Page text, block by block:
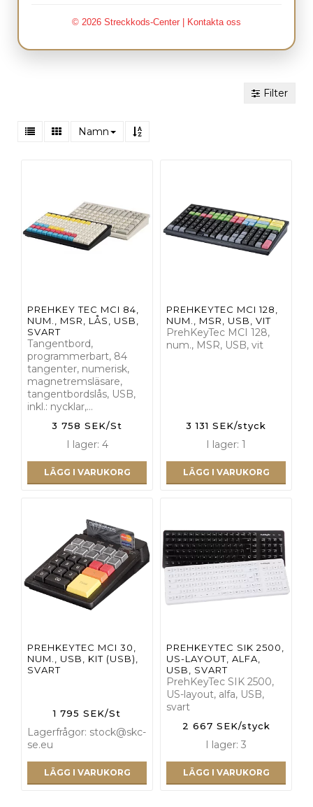
© 2026 Streckkods-Center | Kontakta oss
Filter
Namn
PREHKEY TEC MCI 84,
NUM., MSR, LÅS, USB,
SVART
Tangentbord,
programmerbart, 84
tangenter, numerisk,
magnetremsläsare,
tangentbordslås, USB,
inkl.: nycklar,…
3 758 SEK/St
I lager: 4
LÄGG I VARUKORG
PREHKEYTEC MCI 128,
NUM., MSR, USB, VIT
PrehKeyTec MCI 128,
num., MSR, USB, vit
3 131 SEK/styck
I lager: 1
LÄGG I VARUKORG
PREHKEYTEC MCI 30,
NUM., USB, KIT (USB),
SVART
1 795 SEK/St
Lagerfrågor: stock@skc-
se.eu
LÄGG I VARUKORG
PREHKEYTEC SIK 2500,
US-LAYOUT, ALFA,
USB, SVART
PrehKeyTec SIK 2500,
US-layout, alfa, USB,
svart
2 667 SEK/styck
I lager: 3
LÄGG I VARUKORG